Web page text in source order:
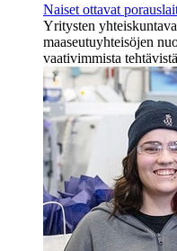
Naiset ottavat
Yritysten
maaseutuyhteisöjen
vaativimmista